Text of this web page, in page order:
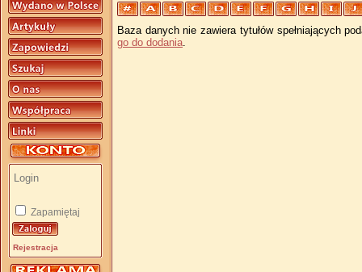
Zapamiętaj
Rejestracja
Baza danych nie zawiera tytułów spełniających
go do dodania.